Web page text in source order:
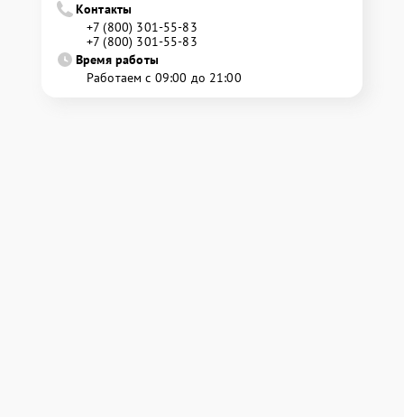
Контакты
+7 (800) 301-55-83
+7 (800) 301-55-83
Время работы
Работаем с 09:00 до 21:00